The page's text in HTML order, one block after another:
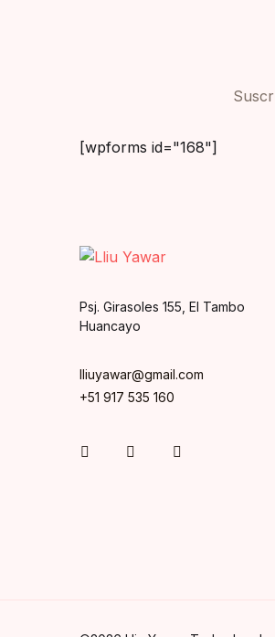
[wpforms id="168"]
Psj. Girasoles 155, El Tambo
Huancayo
lliuyawar@gmail.com
+51 917 535 160
InstagramFacebook